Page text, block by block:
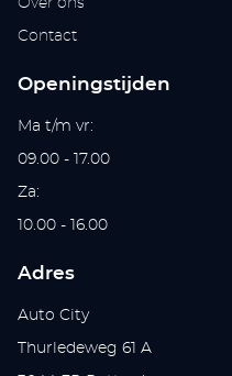
Over ons
Contact
Openingstijden
Ma t/m vr:
09.00 - 17.00
Za:
10.00 - 16.00
Adres
Auto City
Thurledeweg 61 A